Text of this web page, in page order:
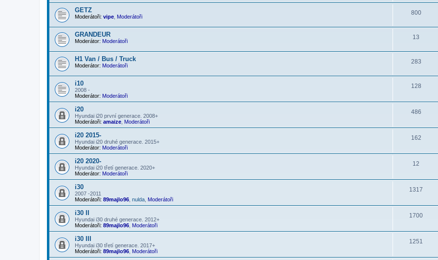
GETZ
Moderátoři: vipe Moderátoři
800
GRANDEUR
Moderátor: Moderátoři
13
H1 Van / Bus / Truck
Moderátor: Moderátoři
283
i10
2008 -
Moderátor: Moderátoři
128
i20
Hyundai i20 první generace. 2008+
Moderátoři: amaize Moderátoři
486
i20 2015-
Hyundai i20 druhé generace. 2015+
Moderátor: Moderátoři
162
i20 2020-
Hyundai i20 třetí generace. 2020+
Moderátor: Moderátoři
12
i30
2007 -2011
Moderátoři: 89majlo96 nulda Moderátoři
1317
i30 II
Hyundai i30 druhé generace. 2012+
Moderátoři: 89majlo96 Moderátoři
1700
i30 III
Hyundai i30 třetí generace. 2017+
Moderátoři: 89majlo96 Moderátoři
1251